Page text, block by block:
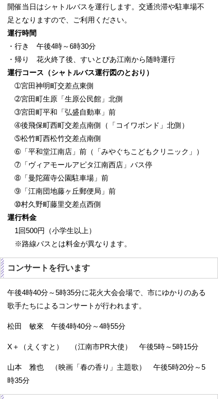
開催当日はシャトルバスを運行します。交通渋滞や駐車場不
足となりますので、ご利用ください。
運行時間
・行き 午後4時～6時30分
・帰り 花火終了後、すいとぴあ江南から随時運行
運行コース（シャトルバス運行図のとおり）
➀宮田神明町交差点東側
➁宮田町生原「生原公民館」北側
➂宮田町平和「弘盛自動車」前
➃後飛保町西町交差点南側（「コイワボンド」北側）
➄松竹町西松竹交差点南側
➅「平和堂江南店」前（「みやぐちこどもクリニック」）
➆「ヴィアモールアピタ江南西店」バス停
➇「曼陀羅寺公園駐車場」前
➈「江南団地藤ヶ丘郵便局」前
➉村久野町藤里交差点西側
運行料金
1回500円（小学生以上）
※路線バスとは料金が異なります。
コンサートを行います
午後4時40分～5時35分に花火大会会場で、市にゆかりのある
歌手たちによるコンサートが行われます。
松田 敏來 午後4時40分～4時55分
X＋（えくすと） （江南市PR大使） 午後5時～5時15分
山本 雅也 （映画「春の香り」主題歌） 午後5時20分～5
時35分